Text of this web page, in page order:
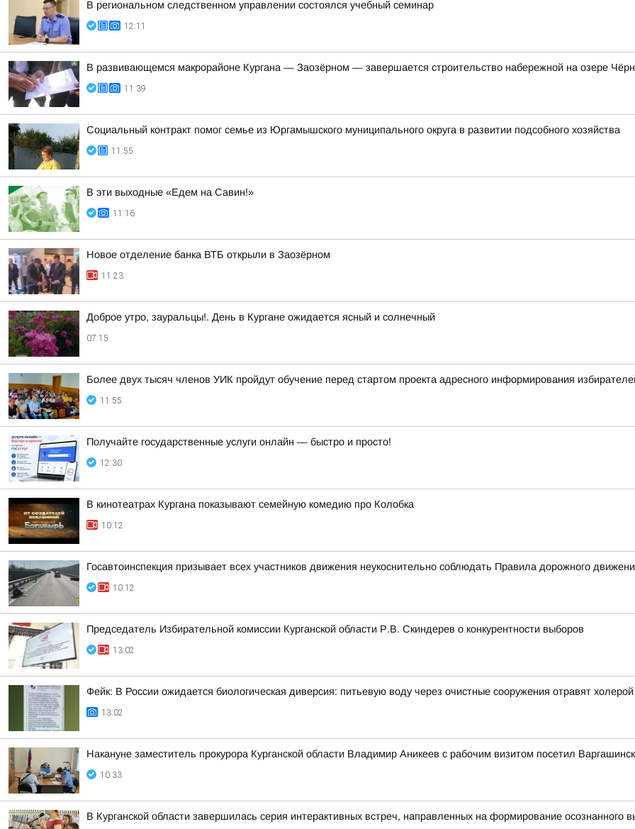
В региональном следственном управлении состоялся учебный семинар
12:11
В развивающемся макрорайоне Кургана — Заозёрном — завершается строительство набережной на озере
11:39
Социальный контракт помог семье из Юргамышского муниципального округа в развитии подсобного хозяйства
11:55
В эти выходные «Едем на Савин!»
11:16
Новое отделение банка ВТБ открыли в Заозёрном
11:23
Доброе утро, зауральцы!. День в Кургане ожидается ясный и солнечный
07:15
Более двух тысяч членов УИК пройдут обучение перед стартом проекта адресного информирования
11:55
Получайте государственные услуги онлайн — быстро и просто!
12:30
В кинотеатрах Кургана показывают семейную комедию про Колобка
10:12
Госавтоинспекция призывает всех участников движения неукоснительно соблюдать Правила дорожного
10:12
Председатель Избирательной комиссии Курганской области Р.В. Скиндерев о конкурентности выборов
13:02
Фейк: В России ожидается биологическая диверсия: питьевую воду через очистные сооружения отравят холерой
13:02
Накануне заместитель прокурора Курганской области Владимир Аникеев с рабочим визитом посетил
10:33
В Курганской области завершилась серия интерактивных встреч, направленных на формирование осознанного